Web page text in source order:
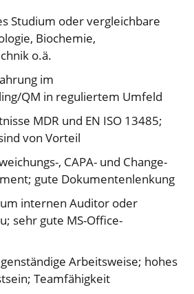
Studium oder vergleichbare
Biochemie,
o.ä.
im
QM in reguliertem Umfeld
MDR und EN ISO 13485;
von Vorteil
, CAPA- und Change-
gute Dokumentenlenkung
internen Auditor oder
sehr gute MS-Office-
Arbeitsweise; hohes
Teamfähigkeit